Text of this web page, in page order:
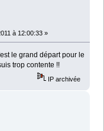
à 12:00:33 »
le grand départ pour le
trop contente !!
IP archivée